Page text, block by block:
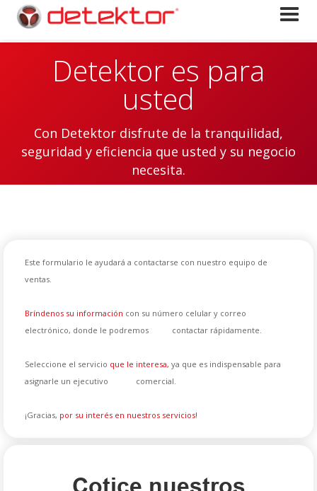
Detektor es para
usted
Con Detektor disfrute de la tranquilidad,
seguridad y eficiencia que usted y su negocio
necesita.
Este formulario le ayudará a contactarse con nuestro equipo de
ventas.
Bríndenos su información con su número celular y correo
electrónico, donde le podremos contactar rápidamente.
Seleccione el servicio que le interesa, ya que es indispensable para
asignarle un ejecutivo comercial.
¡Gracias, por su interés en nuestros servicios!
Cotice nuestros